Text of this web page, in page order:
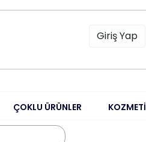
Giriş Yap
ÇOKLU ÜRÜNLER